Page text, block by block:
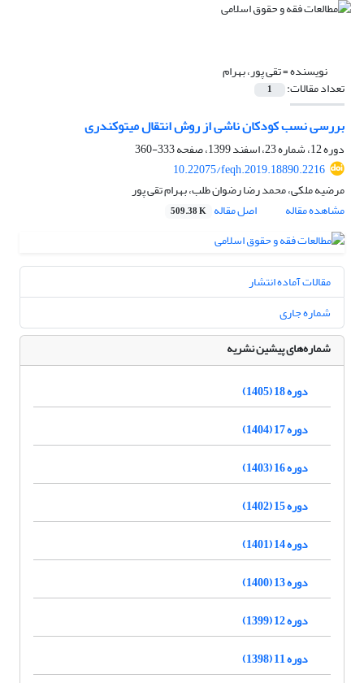
نویسنده =تقی پور، بهرام
تعداد مقالات: 1
بررسی نسب کودکان ناشی از روش انتقال میتوکندری
دوره 12، شماره 23، اسفند 1399، صفحه
333-360
10.22075/feqh.2019.18890.2216
مرضیه ملکی، محمد رضا رضوان طلب، بهرام تقی پور
مشاهده مقاله
اصل مقاله 509.38 K
مقالات آماده انتشار
شماره جاری
شماره‌های پیشین نشریه
دوره 18 (1405)
دوره 17 (1404)
دوره 16 (1403)
دوره 15 (1402)
دوره 14 (1401)
دوره 13 (1400)
دوره 12 (1399)
دوره 11 (1398)